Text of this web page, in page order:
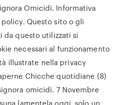
Omicidi. Informativa
Questo sito o gli
questo utilizzati si
necessari al funzionamento
illustrate nella privacy
Chicche quotidiane (8)
omicidi. 7 Novembre
lamentela oggi, solo un